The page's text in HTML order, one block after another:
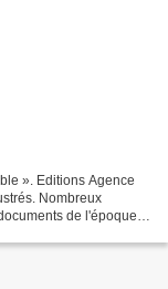
». Editions Agence
Nombreux
de l'époque.